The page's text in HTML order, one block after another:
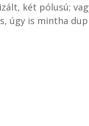
két pólusú;
úgy is mintha